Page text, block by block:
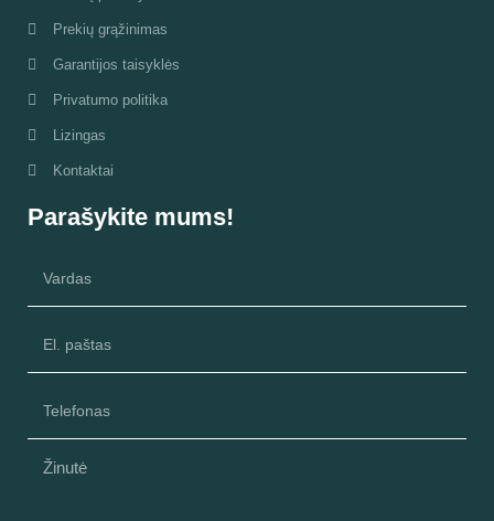
Prekių grąžinimas
Garantijos taisyklės
Privatumo politika
Lizingas
Kontaktai
Parašykite mums!